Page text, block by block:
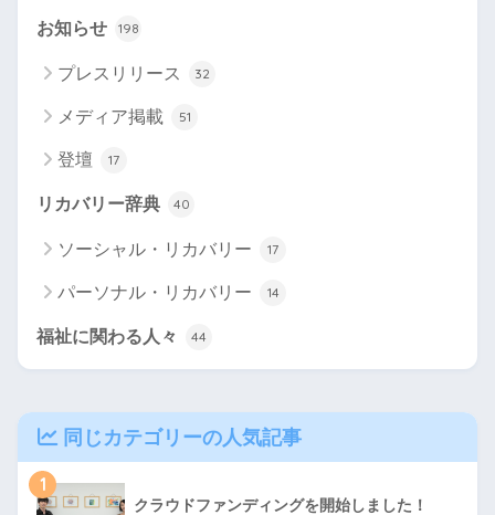
お知らせ 198
プレスリリース 32
メディア掲載 51
登壇 17
リカバリー辞典 40
ソーシャル・リカバリー 17
パーソナル・リカバリー 14
福祉に関わる人々 44
同じカテゴリーの人気記事
1
クラウドファンディングを開始しました！